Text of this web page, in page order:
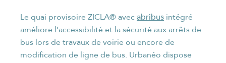
Le quai provisoire ZICLA® avec abribus intégré
améliore l’accessibilité et la sécurité aux arrêts de
bus lors de travaux de voirie ou encore de
modification de ligne de bus. Urbanéo dispose
les
plus brefs délais